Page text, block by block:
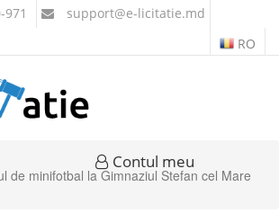
971 support@e-licitatie.md
RO
Contul meu
de minifotbal la Gimnaziul Stefan cel Mare